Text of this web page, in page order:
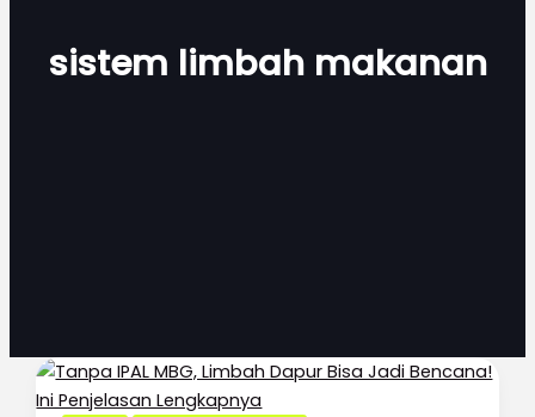
sistem limbah makanan